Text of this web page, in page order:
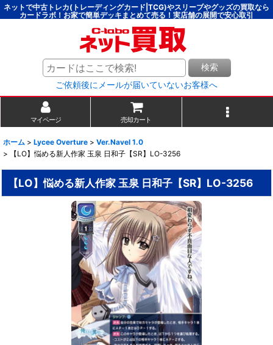
ネットで中古トレカ(トレーディングカード|TCG)やスリーブやグッズの買取なら
カードラボ！お家で簡単デッキまとめて売る！実店舗の展開で安心取引
検索
ご依頼後にメールが届いていないお客様へ
マイページ 売却カート
ホーム > Lycee Overture > Ver.Navel 1.0
>
【LO】悩める新人作家 玉泉 日和子【SR】LO-3256
【LO】悩める新人作家 玉泉 日和子【SR】LO-3256